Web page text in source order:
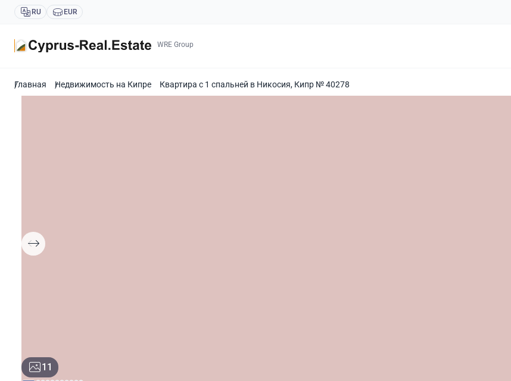
RU EUR
WRE Group
Главная Недвижимость на Кипре Квартира с 1 спальней в Никосия, Кипр № 40278
11